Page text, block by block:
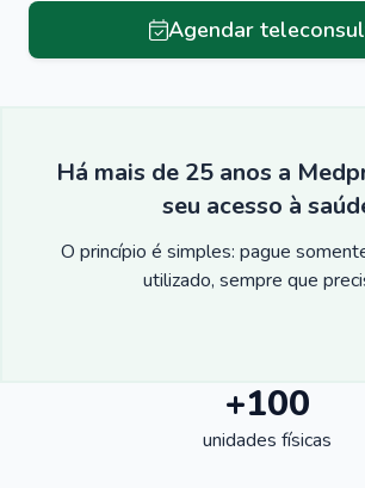
Agendar
Há mais de 25 anos a
seu acesso à
O princípio é simples: pague
utilizado, sempre que
+100
unidades físicas